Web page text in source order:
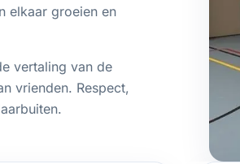
elkaar groeien en
vertaling van de
vrienden. Respect,